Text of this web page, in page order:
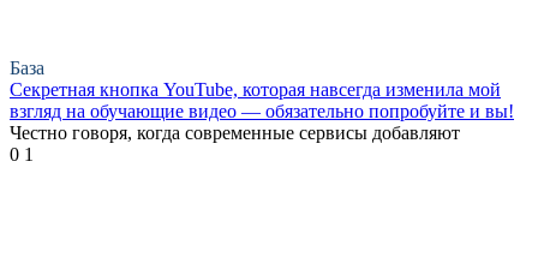
База
Секретная кнопка YouTube, которая навсегда изменила мой
взгляд на обучающие видео — обязательно попробуйте и вы!
Честно говоря, когда современные сервисы добавляют
0 1